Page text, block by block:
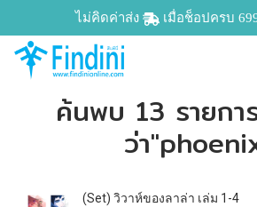
ไม่คิดค่าส่ง เมื่อช็อปครบ
ค้นพบ 13 รายกา
ว่า
(Set) วิวาห์ของลาล่า เล่ม 1-4